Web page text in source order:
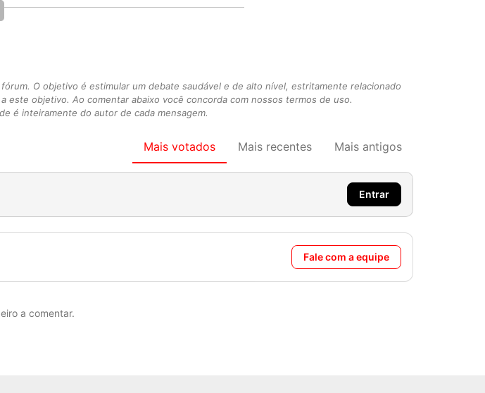
O objetivo é estimular um debate saudável e de alto nível, estritamente relacionado
este objetivo. Ao comentar abaixo você concorda com nossos termos de uso.
é inteiramente do autor de cada mensagem.
Mais votados Mais recentes Mais antigos
Entrar
Fale com a equipe
a comentar.